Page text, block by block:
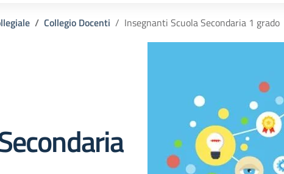
Collegio Docenti Insegnanti Scuola Secondaria 1 grado